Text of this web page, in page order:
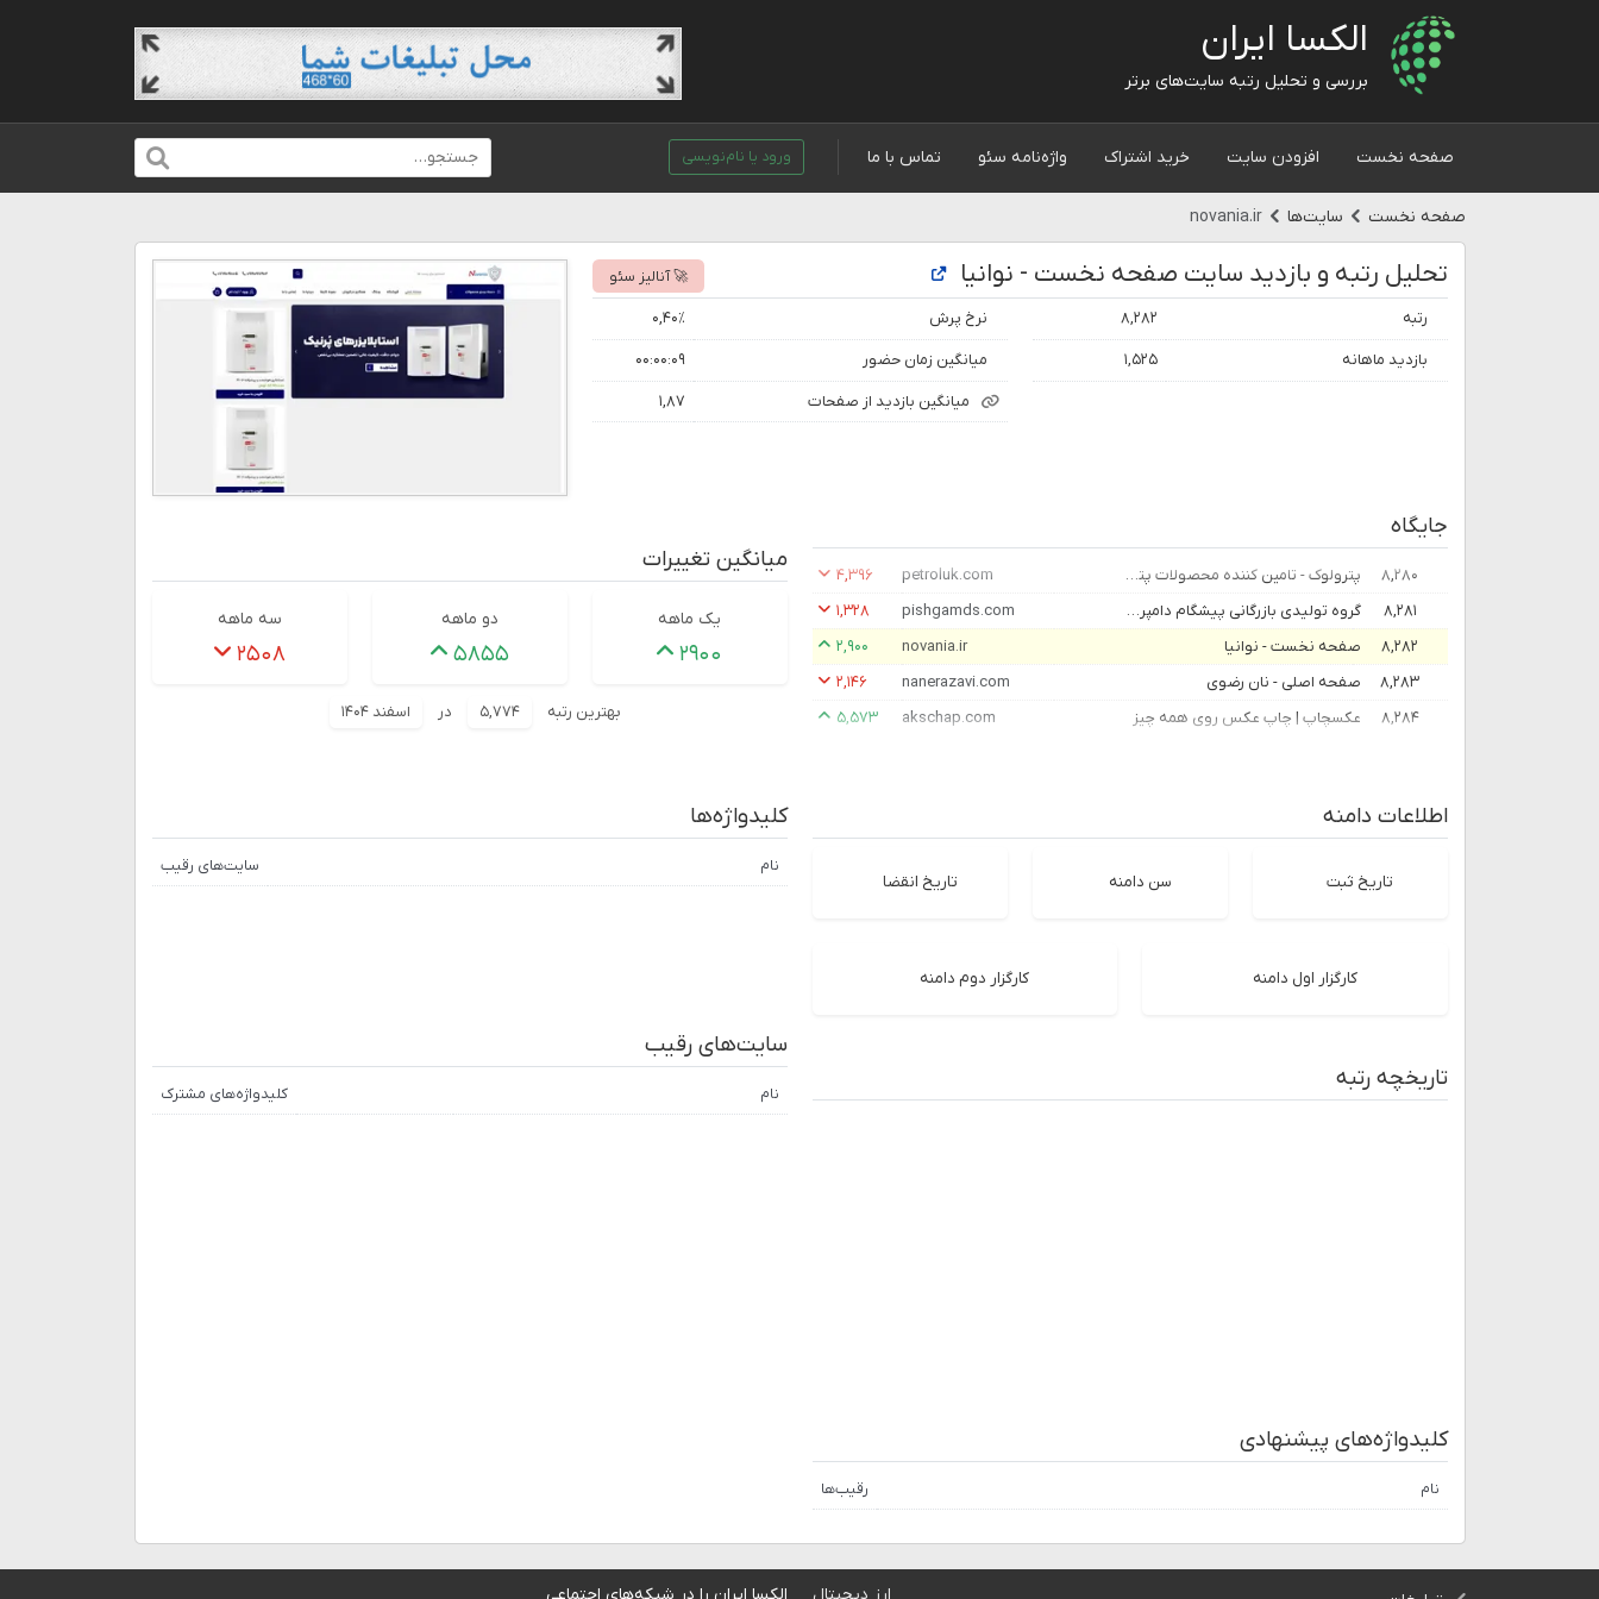
الکسا ایران
بررسی و تحلیل رتبه سایت‌های برتر
صفحه نخست افزودن سایت خرید اشتراک واژه‌نامه سئو تماس با ما ورود یا نام‌نویسی
صفحه نخست سایت‌ها novania.ir
تحلیل رتبه و بازدید سایت صفحه نخست - نوانیا 🚀 آنالیز سئو
رتبه ۸,۲۸۲
بازدید ماهانه ۱,۵۲۵
نرخ پرش ۰,۴۰٪
میانگین زمان حضور ۰۰:۰۰:۰۹
میانگین بازدید از صفحات ۱,۸۷
جایگاه
۸,۲۸۰ پترولوک - تامین کننده محصولات پتروشیمی و پالایشگاهی petroluk.com
۴,۳۹۶
۸,۲۸۱
گروه تولیدی بازرگانی پیشگام دامپرور سپاهان pishgamds.com
۱,۳۲۸
۸,۲۸۲
صفحه نخست - نوانیا novania.ir
۲,۹۰۰
۸,۲۸۳
صفحه اصلی - نان رضوی nanerazavi.com
۲,۱۴۶
۸,۲۸۴
عکسچاپ | چاپ عکس روی همه چیز akschap.com ۵,۵۷۳
میانگین تغییرات
یک ماهه
۲۹۰۰
دو ماهه
۵۸۵۵
سه ماهه
۲۵۰۸
بهترین رتبه ۵,۷۷۴ در اسفند ۱۴۰۴
اطلاعات دامنه
تاریخ ثبت سن دامنه تاریخ انقضا
کارگزار اول دامنه کارگزار دوم دامنه
کلیدواژه‌ها
نام سایت‌های رقیب
تاریخچه رتبه
سایت‌های رقیب
نام کلیدواژه‌های مشترک
کلیدواژه‌های پیشنهادی
نام رقیب‌ها
ارز دیجیتال الکسا ایران را در شبکه‌های اجتماعی